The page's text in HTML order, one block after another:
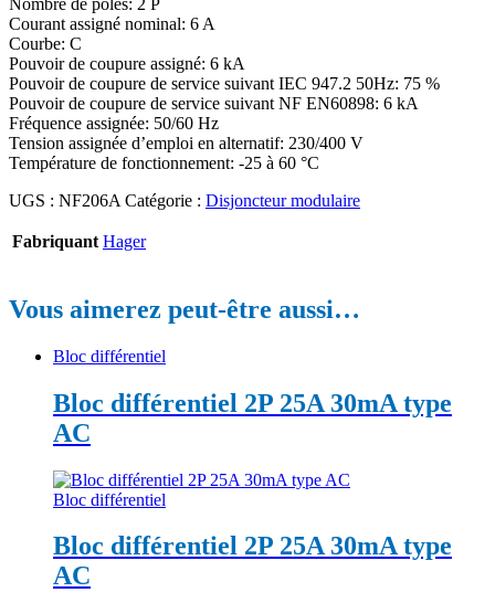
Courant assigné nominal: 6 A
Courbe: C
Pouvoir de coupure assigné: 6 kA
Pouvoir de coupure de service suivant IEC 947.2 50Hz: 75 %
Pouvoir de coupure de service suivant NF EN60898: 6 kA
Fréquence assignée: 50/60 Hz
Tension assignée d’emploi en alternatif: 230/400 V
Température de fonctionnement: -25 à 60 °C
UGS : NF206A Catégorie : Disjoncteur modulaire
Fabriquant Hager
Vous aimerez peut-être aussi…
Bloc différentiel
Bloc différentiel 2P 25A 30mA type
AC
Bloc différentiel
Bloc différentiel 2P 25A 30mA type
AC